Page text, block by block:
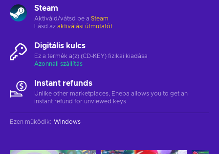
Steam
Aktiváld/vátsd be a Steam
Lásd az aktiválási útmutatót
Digitális kulcs
Ez a termék a(z) (CD-KEY) fizikai kiadása
Azonnali szállítás
Instant refunds
Unlike other marketplaces, Eneba allows you to get an
instant refund for unviewed keys.
Ezen működik: Windows